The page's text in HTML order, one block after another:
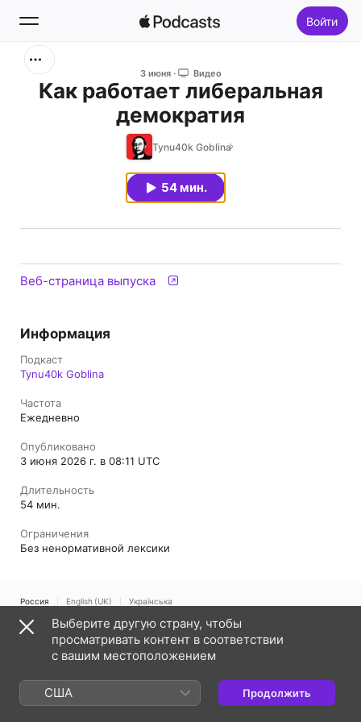
Войти
3 июня Видео
Как работает либеральная
демократия
Tynu40k Goblina
54 мин.
Веб-страница выпуска
Информация
Подкаст
Tynu40k Goblina
Частота
Ежедневно
Опубликовано
3 июня 2026 г. в 08:11 UTC
Длительность
54 мин.
Ограничения
Без ненормативной лексики
Россия English (UK) Українська
Copyright © 2026 Apple Inc. Все права защищены.
Условия пользования интернет-сервисами
Веб-проигрыватель Apple Podcasts и конфиденциальность
Обратная связь
Выберите другую страну, чтобы
просматривать контент в соответствии
с вашим местоположением
США Продолжить